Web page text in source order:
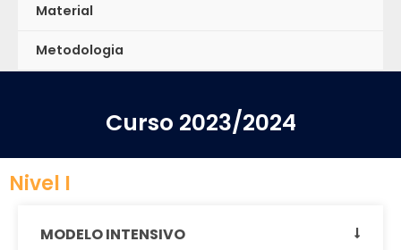
Material
Metodologia
Curso 2023/2024
Nivel I
MODELO INTENSIVO